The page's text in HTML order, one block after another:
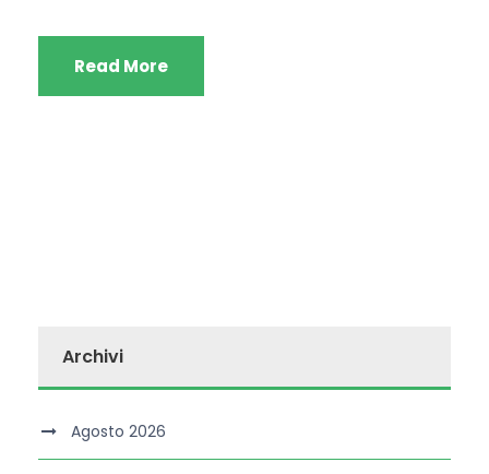
Read More
Archivi
Agosto 2026